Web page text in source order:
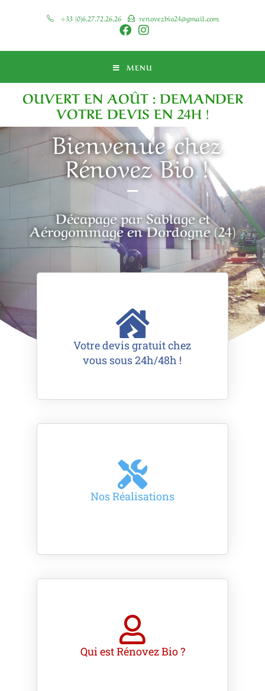
+33 (0)6.27.72.26.26 renovezbio24@gmail.com
MENU
OUVERT EN AOÛT : DEMANDER
VOTRE DEVIS EN 24H !
Bienvenue chez
Rénovez Bio !
Décapage par Sablage et
Aérogommage en Dordogne (24)
Votre devis gratuit chez
vous sous 24h/48h !
Nos Réalisations
Qui est Rénovez Bio ?